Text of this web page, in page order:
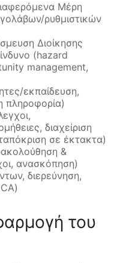
Μέρη
ρυθμιστικών
Διοίκησης
(hazard
management,
εκπαίδευση,
πληροφορία)
διαχείριση
σε έκτακτα)
&
ανασκόπηση)
διερεύνηση,
του